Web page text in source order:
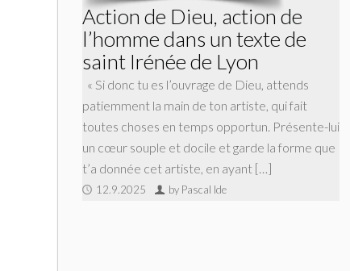
Action de Dieu, action de
l’homme dans un texte de
saint Irénée de Lyon
« Si donc tu es l’ouvrage de Dieu, attends
patiemment la main de ton artiste, qui fait
toutes choses en temps opportun. Présente-lui
un cœur souple et docile et garde la forme que
t’a donnée cet artiste, en ayant […]
12.9.2025 by Pascal Ide